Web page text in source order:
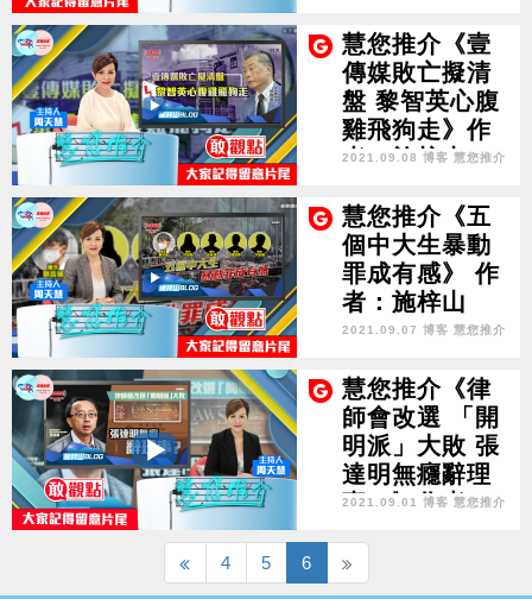
慧您推介《壹
傳媒敗亡擬清
盤 黎智英心腹
雞飛狗走》作
者：施梓山
2021.09.08 博客 慧您推介
慧您推介《五
個中大生暴動
罪成有感》 作
者：施梓山
2021.09.07 博客 慧您推介
慧您推介《律
師會改選 「開
明派」大敗 張
達明無癮辭理
事？》作者：
2021.09.01 博客 慧您推介
4 5 6